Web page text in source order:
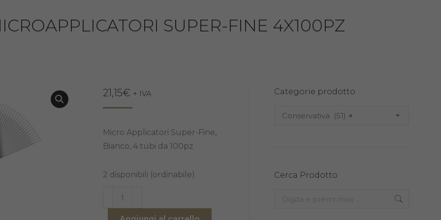
SUPER-FINE 4X100PZ
21,15€ + IVA
Micro Applicatori Super-Fine,
Bianco, 4 tubi da 100pz
2 disponibili (ordinabile)
MICROAPPLICATORI
SUPER-
Categorie prodotto
×
Conservativa (51)
Cerca Prodotto